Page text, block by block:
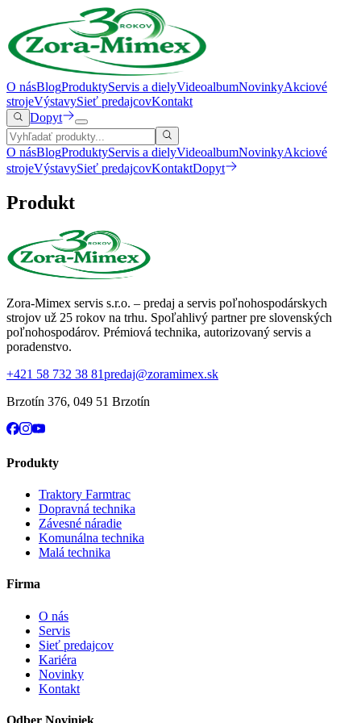
O násBlogProduktyServis a dielyVideoalbumNovinkyAkciové
strojeVýstavySieť predajcovKontakt
Dopyt
O násBlogProduktyServis a dielyVideoalbumNovinkyAkciové
strojeVýstavySieť predajcovKontaktDopyt
Produkt
Zora-Mimex servis s.r.o. – predaj a servis poľnohospodárskych
strojov už 25 rokov na trhu. Spoľahlivý partner pre slovenských
poľnohospodárov. Prémiová technika, autorizovaný servis a
poradenstvo.
+421 58 732 38 81predaj@zoramimex.sk
Brzotín 376, 049 51 Brzotín
Produkty
Traktory Farmtrac
Dopravná technika
Závesné náradie
Komunálna technika
Malá technika
Firma
O nás
Servis
Sieť predajcov
Kariéra
Novinky
Kontakt
Odber Noviniek